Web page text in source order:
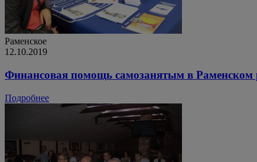
Раменское
12.10.2019
Финансовая помощь самозанятым в Раменском
Подробнее